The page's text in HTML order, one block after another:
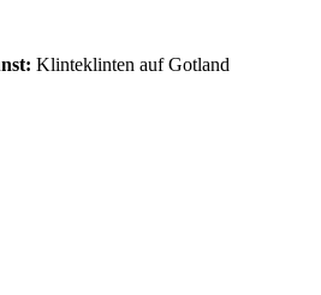
Klinteklinten auf Gotland